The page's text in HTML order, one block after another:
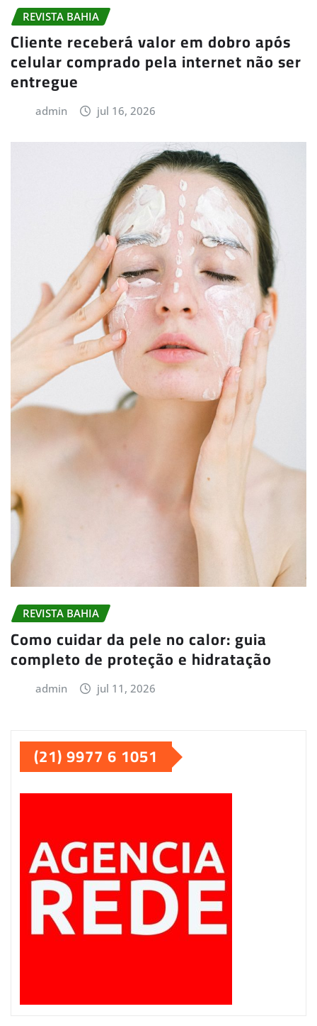
REVISTA BAHIA
Cliente receberá valor em dobro após
celular comprado pela internet não ser
entregue
admin jul 16, 2026
REVISTA BAHIA
Como cuidar da pele no calor: guia
completo de proteção e hidratação
admin jul 11, 2026
(21) 9977 6 1051